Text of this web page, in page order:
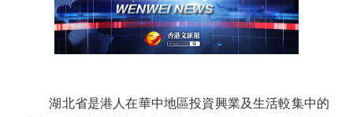
湖北省是港人在華中地區投資興業及生活較集中的